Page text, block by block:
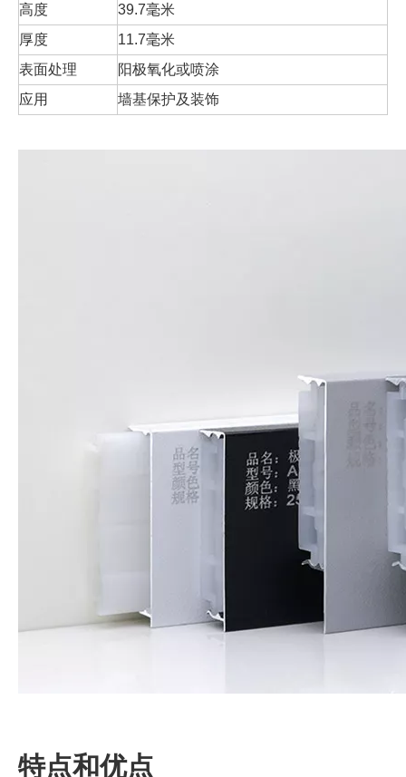
高度
39.7毫米
厚度
11.7毫米
表面处理
阳极氧化或喷涂
应用
墙基保护及装饰
特点和优点